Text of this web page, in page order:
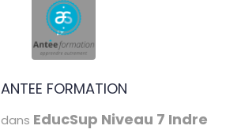
ANTEE FORMATION
dans EducSup Niveau 7 Indre